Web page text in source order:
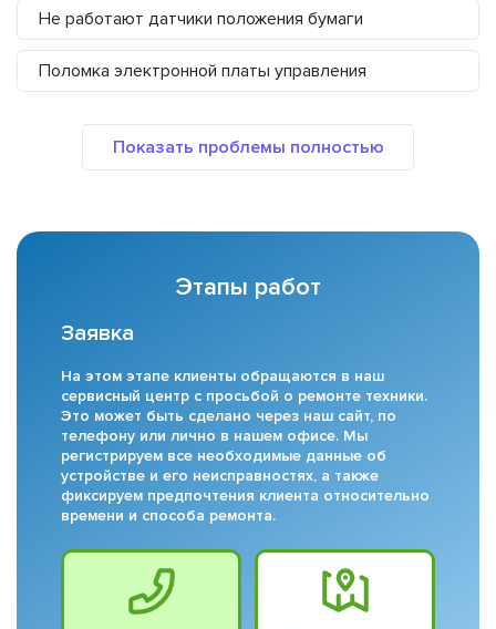
Не работают датчики положения бумаги
Поломка электронной платы управления
Этапы работ
Заявка
На этом этапе клиенты обращаются в наш
сервисный центр с просьбой о ремонте техники.
Это может быть сделано через наш сайт, по
телефону или лично в нашем офисе. Мы
регистрируем все необходимые данные об
устройстве и его неисправностях, а также
фиксируем предпочтения клиента относительно
времени и способа ремонта.